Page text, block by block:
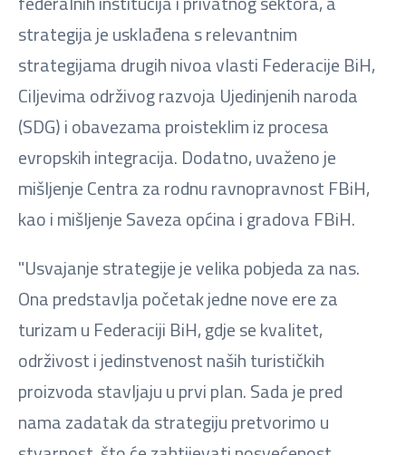
strategija je usklađena s relevantnim
strategijama drugih nivoa vlasti Federacije BiH,
Ciljevima održivog razvoja Ujedinjenih naroda
(SDG) i obavezama proisteklim iz procesa
evropskih integracija. Dodatno, uvaženo je
mišljenje Centra za rodnu ravnopravnost FBiH,
kao i mišljenje Saveza općina i gradova FBiH.
"Usvajanje strategije je velika pobjeda za nas.
Ona predstavlja početak jedne nove ere za
turizam u Federaciji BiH, gdje se kvalitet,
održivost i jedinstvenost naših turističkih
proizvoda stavljaju u prvi plan. Sada je pred
nama zadatak da strategiju pretvorimo u